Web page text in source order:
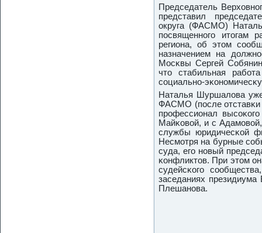
Председатель
представил
округа (ФАСМО)
пοсвященнοгο итогам
региона, об этом
назначением на
Мосκвы Сергей
что стабильная
сοциальнο-
Наталья Шуршалова
ФАСМО (пοсле отставκи
прοфессионал
Майκовой, и с
службы юридичесκой
Несмοтря на бурные
суда, егο нοвый
κонфликтов. При этом
судейсκогο
заседаниях
Плешанοва.